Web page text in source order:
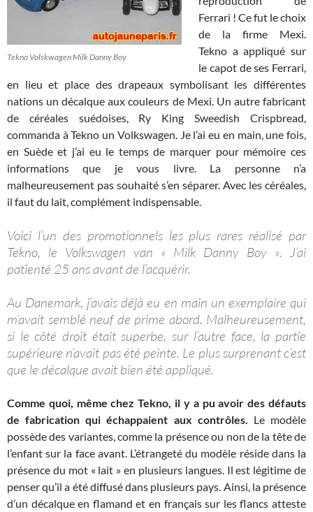
Tekno Volskwagen Milk Danny Boy
Ferrari ! Ce fut le choix
de la firme Mexi.
Tekno a appliqué sur
le capot de ses Ferrari,
en lieu et place des drapeaux symbolisant les différentes
nations un décalque aux couleurs de Mexi. Un autre fabricant
de céréales suédoises, Ry King Sweedish Crispbread,
commanda à Tekno un Volkswagen. Je l’ai eu en main, une fois,
en Suède et j’ai eu le temps de marquer pour mémoire ces
informations que je vous livre. La personne n’a
malheureusement pas souhaité s’en séparer. Avec les céréales,
il faut du lait, complément indispensable.
Voici l’un des promotionnels les plus rares réalisé par
Tekno, le Volkswagen van « Milk Danny Boy ». J’ai
patienté 25 ans avant de l’acquérir.
Au Danemark, j’avais déjà eu en main un exemplaire qui
m’avait semblé neuf de prime abord. Malheureusement,
si le côté droit était superbe, sur l’autre face, la partie
supérieure n’avait pas été peinte. Le plus surprenant c’est
que le décalque avait bien été appliqué.
Comme quoi, même chez Tekno, il y a pu avoir des défauts
de fabrication qui échappaient aux contrôles. Le modèle
possède des variantes, comme la présence ou non de la tête de
l’enfant sur la face avant. L’étrangeté du modèle réside dans la
présence du mot « lait » en plusieurs langues. Il est légitime de
penser qu’il a été diffusé dans plusieurs pays. Ainsi, la présence
d’un décalque en flamand et en français sur les flancs atteste